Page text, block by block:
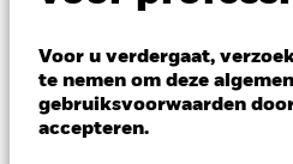
Voor u verdergaat,
te nemen om deze
gebruiksvoorwaarden
accepteren.